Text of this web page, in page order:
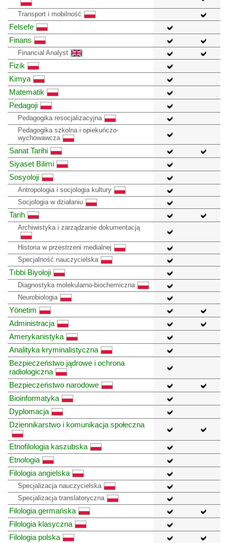
Transport i mobilność
Felsefe
Finans
Financial Analyst
Fizik
Kimya
Matematik
Pedagoji
Pedagogika resocjalizacyjna
Pedagogika szkolna i opiekuńczo-
wychowawcza
Sanat Tarihi
Siyaset Bilimi
Sosyoloji
Antropologia i socjologia kultury
Socjologia w działaniu
Tarih
Archiwistyka i zarządzanie dokumentacją
Historia w przestrzeni medialnej
Specjalność nauczycielska
Tıbbi Biyoloji
Diagnostyka molekularno-biochemiczna
Neurobiologia
Yönetim
Administracja
Amerykanistyka
Analityka kryminalistyczna
Bezpieczeństwo jądrowe i ochrona
radiologiczna
Bezpieczeństwo narodowe
Bioinformatyka
Dyplomacja
Dziennikarstwo i komunikacja społeczna
Etnofilologia kaszubska
Etnologia
Filologia angielska
Specjalizacja nauczycielska
Specjalizacja translatoryczna
Filologia germańska
Filologia klasyczna
Filologia polska